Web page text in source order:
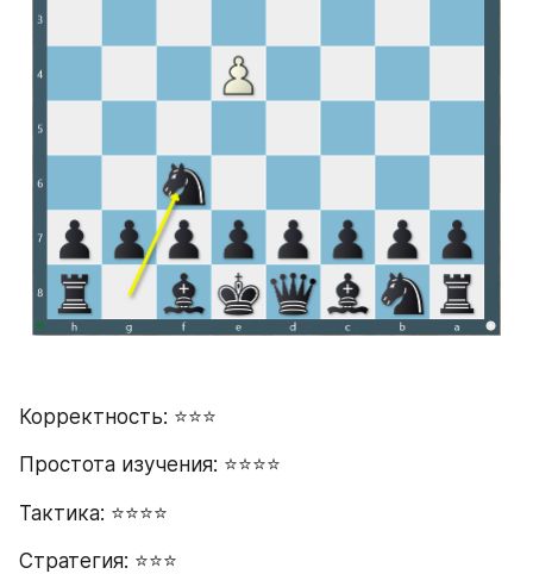
Корректность: ⭐⭐⭐
Простота изучения: ⭐⭐⭐⭐
Тактика: ⭐⭐⭐⭐
Стратегия: ⭐⭐⭐